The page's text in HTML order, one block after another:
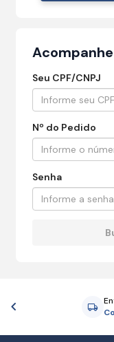
Seu CPF/CNPJ
Nº do Pedido
Senha
Anterior